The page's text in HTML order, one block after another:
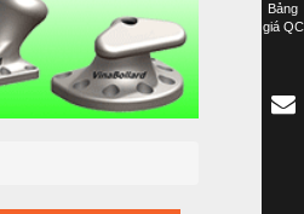
Bảng
giá QC